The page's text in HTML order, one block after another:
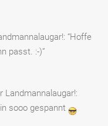
: “Hoffe
passt. :-)”
Landmannalaugar!:
sooo gespannt